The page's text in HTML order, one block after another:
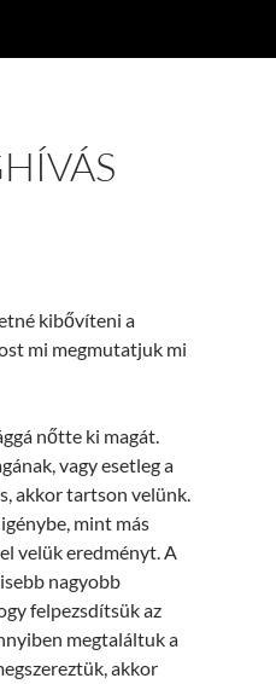
kibővíteni a
mi megmutatjuk mi
nőtte ki magát.
vagy esetleg a
akkor tartson velünk.
mint más
velük eredményt. A
nagyobb
felpezsdítsük az
megtaláltuk a
akkor